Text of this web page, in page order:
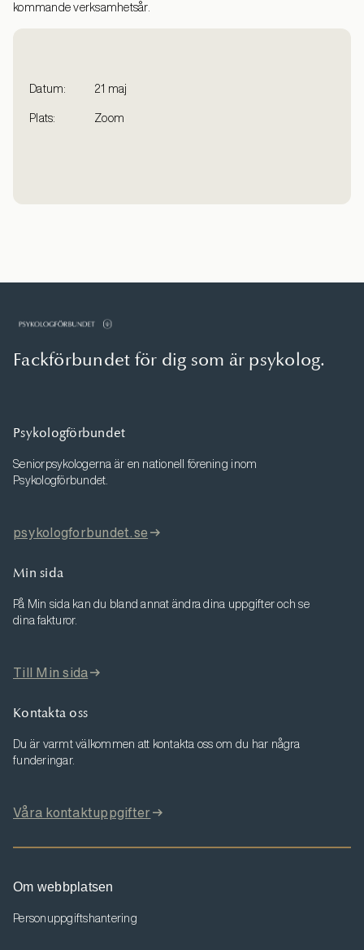
Datum: 21 maj
Plats: Zoom
kommande verksamhetsår.
Fackförbundet för dig som är psykolog.
Psykologförbundet
Seniorpsykologerna är en nationell förening inom
Psykologförbundet.
psykologforbundet.se
Min sida
På Min sida kan du bland annat ändra dina uppgifter och se
dina fakturor.
Till Min sida
Kontakta oss
Du är varmt välkommen att kontakta oss om du har några
funderingar.
Våra kontaktuppgifter
Om webbplatsen
Personuppgiftshantering